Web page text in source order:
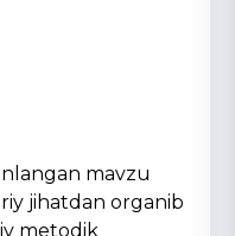
mavzu
jihatdan organib
metodik